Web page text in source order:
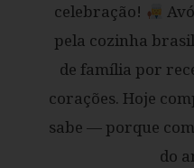
celebração!
pela cozinha
de família por
corações. Hoje
sabe — porque
do